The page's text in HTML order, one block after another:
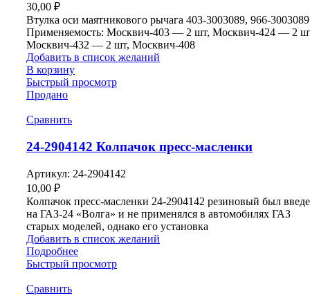
30,00 ₽
Втулка оси маятникового рычага 403-3003089, 966-
Применяемость: Москвич-403 — 2 шт, Москвич-424 — 2
Москвич-432 — 2 шт, Москвич-408
Добавить в список желаний
В корзину
Быстрый просмотр
Продано
Сравнить
24-2904142 Колпачок пресс-масленки
Артикул: 24-2904142
10,00 ₽
Колпачок пресс-масленки 24-2904142 резиновый был
на ГАЗ-24 «Волга» и не применялся в автомобилях ГАЗ
старых моделей, однако его установка
Добавить в список желаний
Подробнее
Быстрый просмотр
Сравнить